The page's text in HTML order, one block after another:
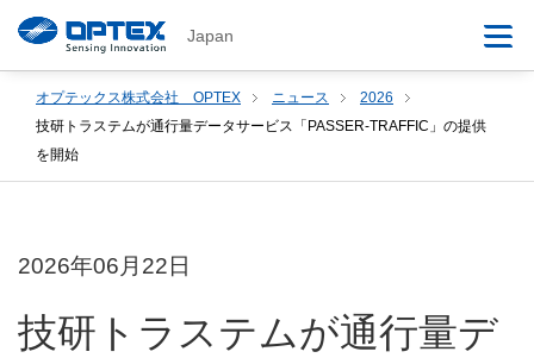
Japan
オプテックス株式会社 OPTEX ニュース
2026
技研トラステムが通行量データサービス「PASSER-TRAFFIC」の提供
を開始
2026年06月22日
技研トラステムが通行量デ